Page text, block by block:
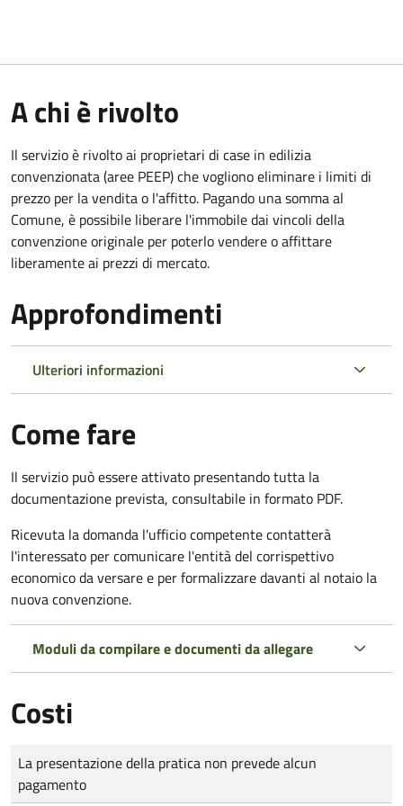
A chi è rivolto
Il servizio è rivolto ai proprietari di case in edilizia
convenzionata (aree PEEP) che vogliono eliminare i limiti di
prezzo per la vendita o l'affitto. Pagando una somma al
Comune, è possibile liberare l'immobile dai vincoli della
convenzione originale per poterlo vendere o affittare
liberamente ai prezzi di mercato.
Approfondimenti
Ulteriori informazioni
Come fare
Il servizio può essere attivato presentando tutta la
documentazione prevista, consultabile in formato PDF.
Ricevuta la domanda l'ufficio competente contatterà
l'interessato per comunicare l'entità del corrispettivo
economico da versare e per formalizzare davanti al notaio la
nuova convenzione.
Moduli da compilare e documenti da allegare
Costi
Tipo di pagamento
Importo
La presentazione della pratica non prevede alcun
pagamento